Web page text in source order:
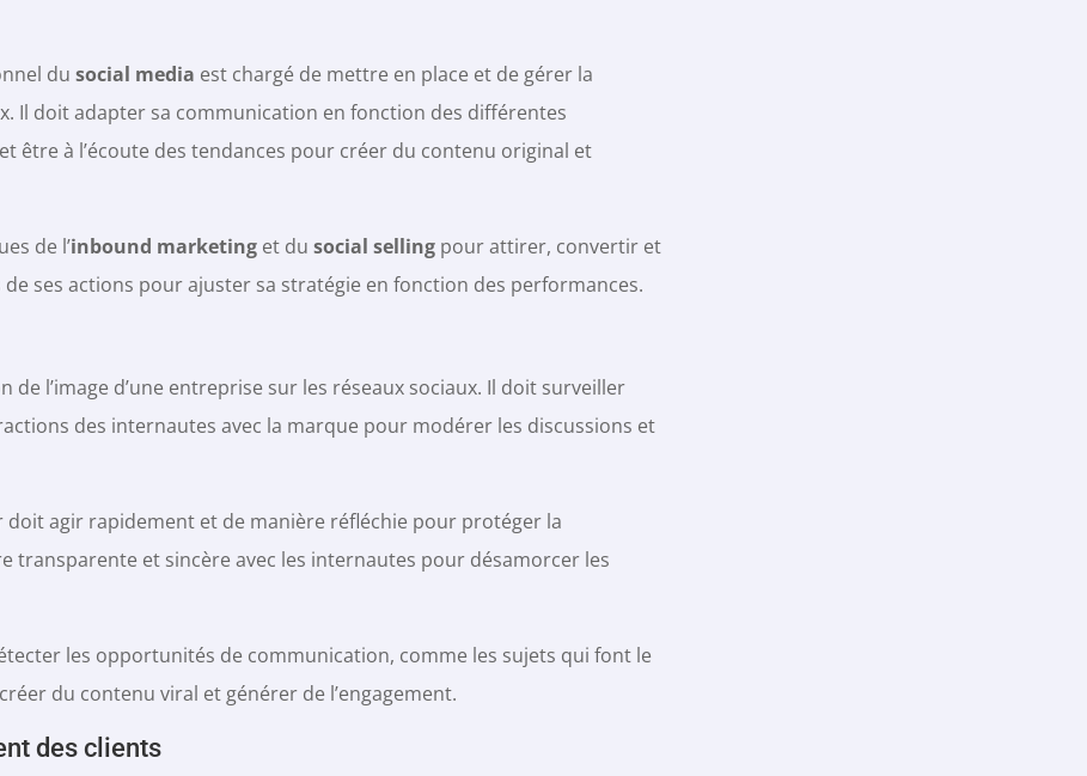
du social media est chargé de mettre en place et de gérer la
Il doit adapter sa communication en fonction des différentes
être à l’écoute des tendances pour créer du contenu original et
de l’inbound marketing et du social selling pour attirer, convertir et
ses actions pour ajuster sa stratégie en fonction des performances.
l’image d’une entreprise sur les réseaux sociaux. Il doit surveiller
des internautes avec la marque pour modérer les discussions et
doit agir rapidement et de manière réfléchie pour protéger la
transparente et sincère avec les internautes pour désamorcer les
les opportunités de communication, comme les sujets qui font le
du contenu viral et générer de l’engagement.
des clients